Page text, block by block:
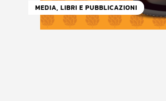
MEDIA, LIBRI E PUBBLICAZIONI